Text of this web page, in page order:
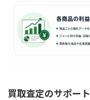
買取査定のサポート